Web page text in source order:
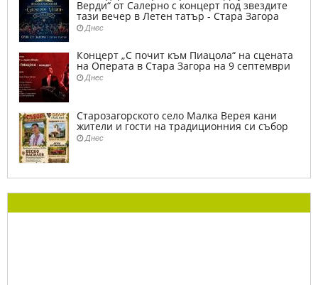
Верди“ от Салерно с концерт под звездите
тази вечер в Летен татър - Стара Загора
Днес
Концерт „С почит към Пиацола“ на сцената
на Операта в Стара Загора на 9 септември
Днес
Старозагорското село Малка Верея кани
жители и гости на традиционния си събор
Днес